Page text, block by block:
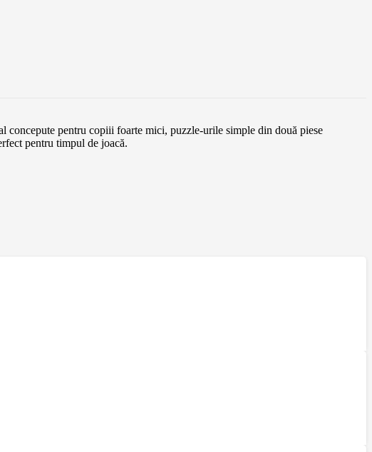
concepute pentru copiii foarte mici, puzzle-urile simple din două piese
pentru timpul de joacă.